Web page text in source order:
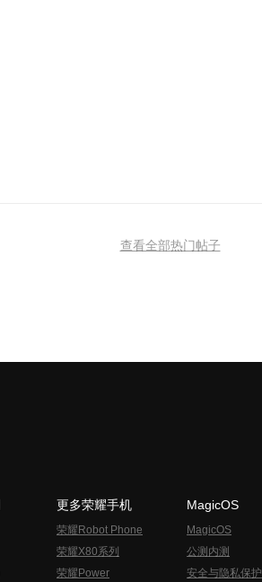
查看全部热门帖子
更多荣耀手机
荣耀Robot Phone
荣耀X80系列
荣耀Power
MagicOS
MagicOS
公测内测
安全与隐私保护